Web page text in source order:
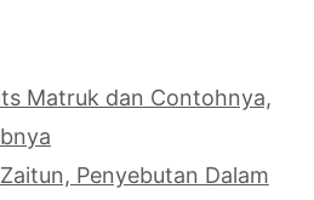
Matruk dan Contohnya,
Penyebutan Dalam